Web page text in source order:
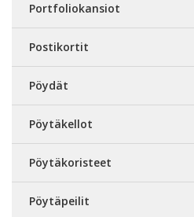
Portfoliokansiot
Postikortit
Pöydät
Pöytäkellot
Pöytäkoristeet
Pöytäpeilit